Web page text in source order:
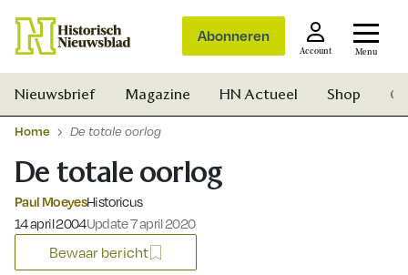
Abonneren
Account Menu
Nieuwsbrief Magazine HN Actueel Shop
Home De totale oorlog
De totale oorlog
Paul MoeyesHistoricus
Gepubliceerd op:
14 april 2004Update 7 april 2020
Bewaar bericht